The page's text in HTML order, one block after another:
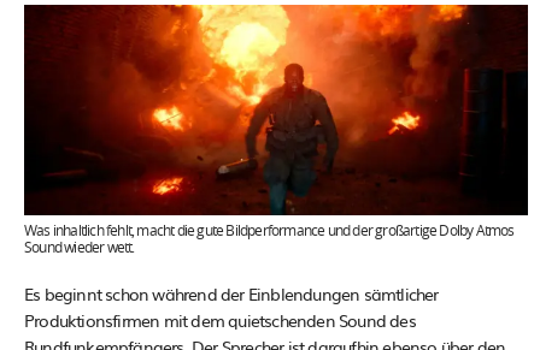
Was inhaltlich fehlt, macht die gute Bildperformance und der großartige Dolby Atmos
Sound wieder wett.
Es beginnt schon während der Einblendungen sämtlicher
Produktionsfirmen mit dem quietschenden Sound des